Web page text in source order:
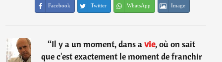
Facebook Twitter WhatsApp Image
“Il y a un moment, dans avie, où on sait
que c'est exactement le moment de franchir